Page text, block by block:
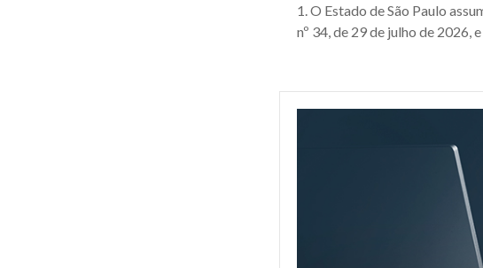
1. O Estado de São Paulo
nº 34, de 29 de julho de 2026,